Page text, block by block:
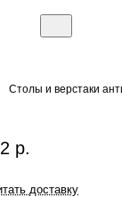
Столы и верстаки
р.
доставку